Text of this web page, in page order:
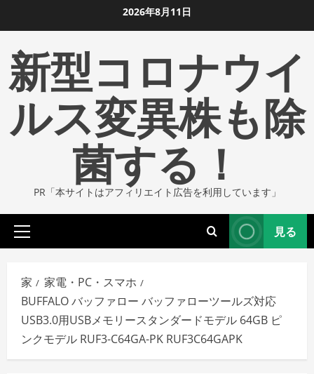
ン
ツ
ま
2026年8月11日
新型コロナウイ
ルス変異株も除
菌する！
PR「本サイトはアフィリエイト広告を利用しています」
プ
イ
マ
リ
メ
ニ
ュ
見る
家
家電・PC・スマホ
BUFFALO バッファロー バッファローツールズ対応
USB3.0用USBメモリースタンダードモデル 64GB ピ
ンクモデル RUF3-C64GA-PK RUF3C64GAPK